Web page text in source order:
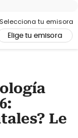
Selecciona tu emisora
Elige tu emisora
Le